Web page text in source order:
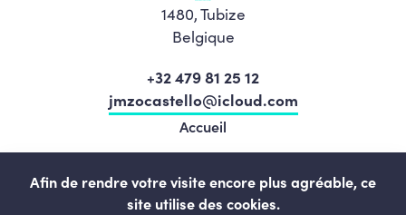
1480, Tubize
Belgique
+32 479 81 25 12
jmzocastello@icloud.com
Accueil
Nos élu.e.s
Notre équipe
Afin de rendre votre visite encore plus agréable, ce
site utilise des cookies.